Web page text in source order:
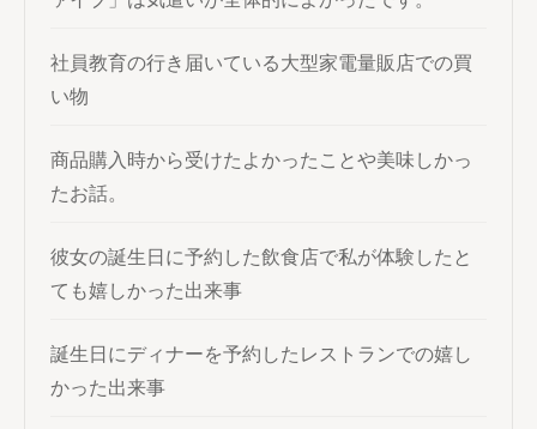
社員教育の行き届いている大型家電量販店での買
い物
商品購入時から受けたよかったことや美味しかっ
たお話。
彼女の誕生日に予約した飲食店で私が体験したと
ても嬉しかった出来事
誕生日にディナーを予約したレストランでの嬉し
かった出来事